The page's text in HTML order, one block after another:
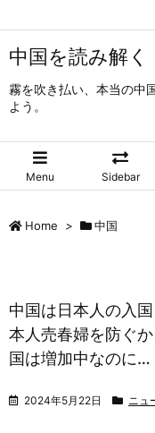
中国を読み解く
霧を吹き払い、本当の中
よう。
Menu Sidebar
Home > 中国
中国は日本人の入
本人売春婦を防ぐ
国は増加中なのに…
2024年5月22日 ニュ